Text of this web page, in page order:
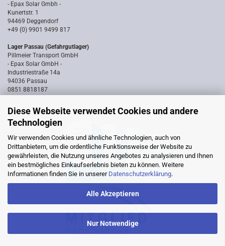
Diese Webseite verwendet Cookies und andere
Technologien
Wir verwenden Cookies und ähnliche Technologien, auch von
Drittanbietern, um die ordentliche Funktionsweise der Website zu
gewährleisten, die Nutzung unseres Angebotes zu analysieren und Ihnen
ein bestmögliches Einkaufserlebnis bieten zu können. Weitere
Informationen finden Sie in unserer Datenschutzerklärung.
Alle Akzeptieren
Nur Notwendige
- Epax Solar Gmbh -
Kunertstr. 1
94469 Deggendorf
+49 (0) 9901 9499 817
Lager Passau (Gefahrgutlager)
Pillmeier Transport GmbH
- Epax Solar GmbH -
Industriestraße 14a
94036 Passau
0851 8818187